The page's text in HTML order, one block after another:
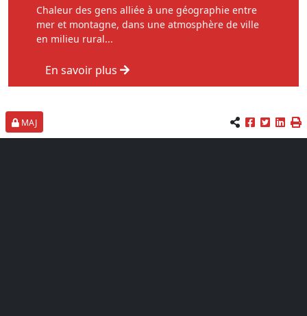
Chaleur des gens alliée à une géographie entre
mer et montagne, dans une atmosphère de ville
en milieu rural...
En savoir plus
MAJ